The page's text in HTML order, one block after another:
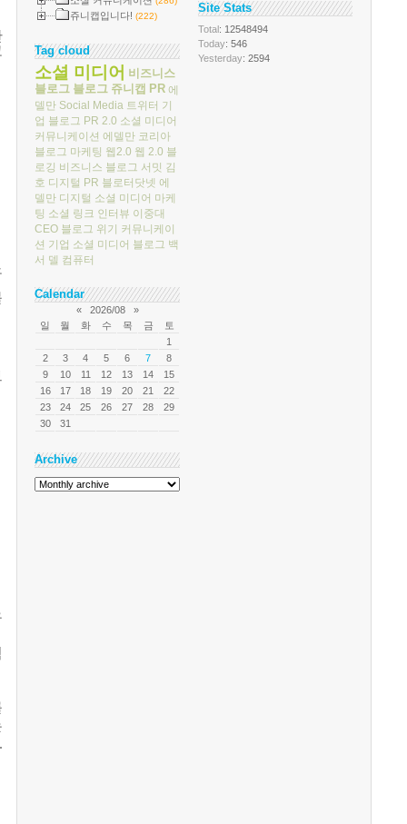
.
쥬니캡입니다! (222)
Tag cloud
소셜 미디어 비즈니스
블로그 블로그 쥬니캡 PR 에
델만 Social Media 트위터 기
업 블로그 PR 2.0 소셜 미디어
커뮤니케이션 에델만 코리아
블로그 마케팅 웹2.0 웹 2.0 블
로깅 비즈니스 블로그 서밋 김
호 디지털 PR 블로터닷넷 에
델만 디지털 소셜 미디어 마케
팅 소셜 링크 인터뷰 이중대
CEO 블로그 위기 커뮤니케이
션 기업 소셜 미디어 블로그 백
서 델 컴퓨터
Calendar
« 2026/08
»
일
월 화 수 목 금
토
1
2
3 4 5 6 7
8
9
10 11 12 13 14
15
16
17 18 19 20 21
22
23
24 25 26 27 28
29
30
31
Archive
Site Stats
Total: 12548494
Today: 546
Yesterday: 2594